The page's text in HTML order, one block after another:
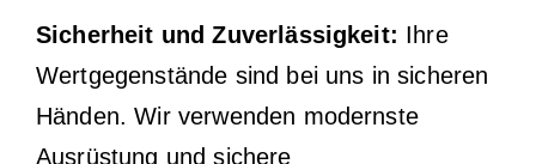
Sicherheit und Zuverlässigkeit: Ihre
Wertgegenstände sind bei uns in sicheren
Händen. Wir verwenden modernste
Ausrüstung und sichere